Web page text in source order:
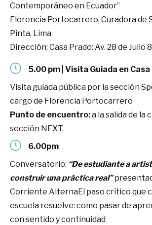
Contemporáneo en Ecuador”
Florencia Portocarrero, Curadora de
Pinta, Lima
Dirección: Casa Prado: Av. 28 de Julio
5.00 pm | Visita Guiada en
Visita guiada pública por la sección
cargo de Florencia Portocarrero
Punto de encuentro:a la salida de la
sección NEXT.
6.00pm
Conversatorio: “De estudiante a
construir una práctica real”
Corriente AlternaEl paso crítico que
escuela resuelve: como pasar de
con sentido y continuidad